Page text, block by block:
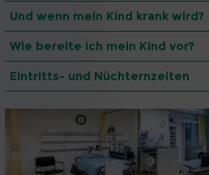
Und wenn mein Kind krank wird?
Wie bereite ich mein Kind vor?
Eintritts- und Nüchternzeiten